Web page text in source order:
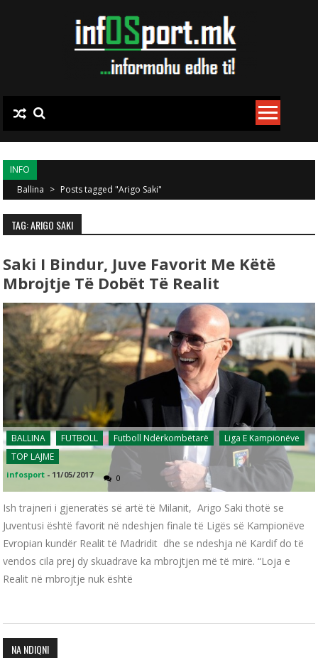
INFO
Ballina > Posts tagged "Arigo Saki"
TAG: ARIGO SAKI
Saki I Bindur, Juve Favorit Me Këtë
Mbrojtje Të Dobët Të Realit
BALLINA FUTBOLL Futboll Ndërkombëtarë
Liga E Kampionëve
TOP LAJME
infosport - 11/05/2017 0
Ish trajneri i gjeneratës së artë të Milanit, Arigo Saki thotë se
Juventusi është favorit në ndeshjen finale të Ligës së Kampionëve
Evropian kundër Realit të Madridit dhe se ndeshja në Kardif do të
vendos cila prej dy skuadrave ka mbrojtjen më të mirë. “Loja e
Realit në mbrojtje nuk është
NA NDIQNI